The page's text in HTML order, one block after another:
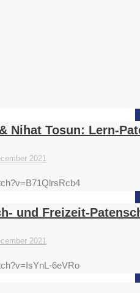
Nihat Tosun: Lern-
2021
und Freizeit-
2021
6eVRo